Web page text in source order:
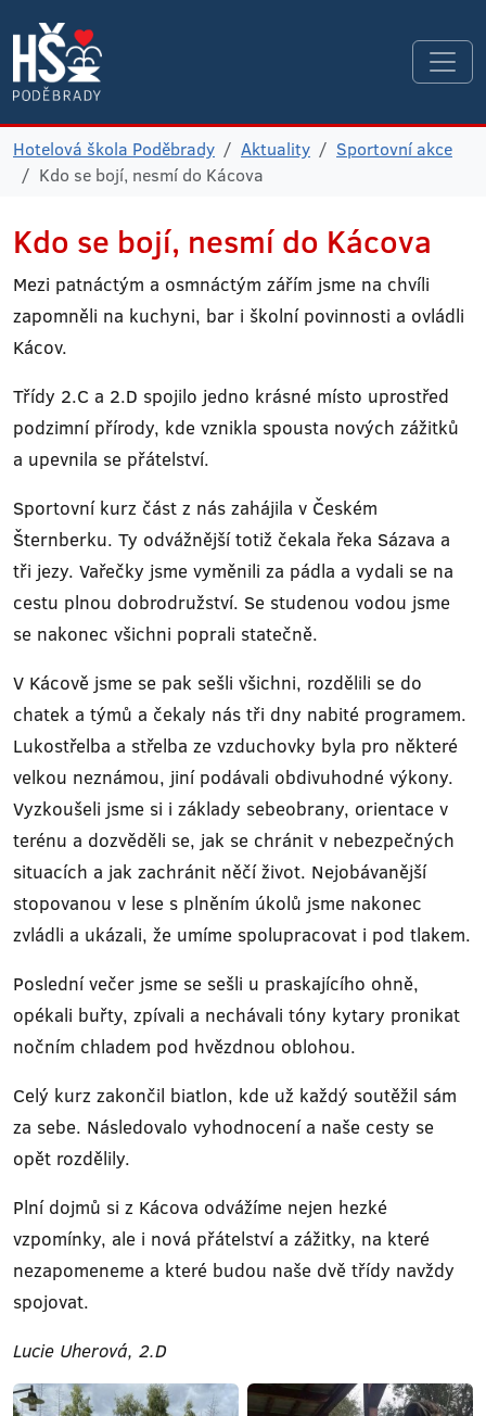
Hotelová škola Poděbrady Aktuality
Sportovní akce
Kdo se bojí, nesmí do Kácova
Kdo se bojí, nesmí do Kácova
Mezi patnáctým a osmnáctým zářím jsme na chvíli
zapomněli na kuchyni, bar i školní povinnosti a ovládli
Kácov.
Třídy 2.C a 2.D spojilo jedno krásné místo uprostřed
podzimní přírody, kde vznikla spousta nových zážitků
a upevnila se přátelství.
Sportovní kurz část z nás zahájila v Českém
Šternberku. Ty odvážnější totiž čekala řeka Sázava a
tři jezy. Vařečky jsme vyměnili za pádla a vydali se na
cestu plnou dobrodružství. Se studenou vodou jsme
se nakonec všichni poprali statečně.
V Kácově jsme se pak sešli všichni, rozdělili se do
chatek a týmů a čekaly nás tři dny nabité programem.
Lukostřelba a střelba ze vzduchovky byla pro některé
velkou neznámou, jiní podávali obdivuhodné výkony.
Vyzkoušeli jsme si i základy sebeobrany, orientace v
terénu a dozvěděli se, jak se chránit v nebezpečných
situacích a jak zachránit něčí život. Nejobávanější
stopovanou v lese s plněním úkolů jsme nakonec
zvládli a ukázali, že umíme spolupracovat i pod tlakem.
Poslední večer jsme se sešli u praskajícího ohně,
opékali buřty, zpívali a nechávali tóny kytary pronikat
nočním chladem pod hvězdnou oblohou.
Celý kurz zakončil biatlon, kde už každý soutěžil sám
za sebe. Následovalo vyhodnocení a naše cesty se
opět rozdělily.
Plní dojmů si z Kácova odvážíme nejen hezké
vzpomínky, ale i nová přátelství a zážitky, na které
nezapomeneme a které budou naše dvě třídy navždy
spojovat.
Lucie Uherová, 2.D